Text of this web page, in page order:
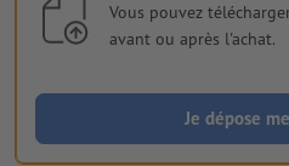
Vous pouvez
avant ou après l'achat.
Je dépose